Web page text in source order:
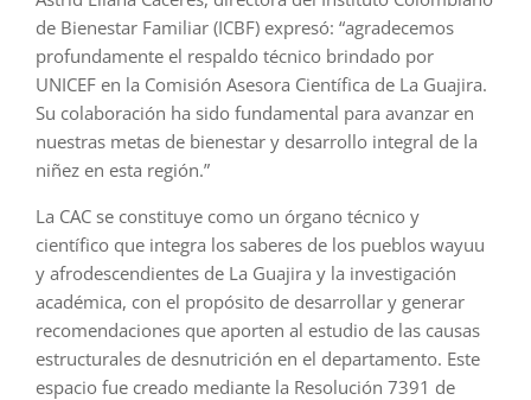
de Bienestar Familiar (ICBF) expresó: “agradecemos
profundamente el respaldo técnico brindado por
UNICEF en la Comisión Asesora Científica de La Guajira.
Su colaboración ha sido fundamental para avanzar en
nuestras metas de bienestar y desarrollo integral de la
niñez en esta región.”
La CAC se constituye como un órgano técnico y
científico que integra los saberes de los pueblos wayuu
y afrodescendientes de La Guajira y la investigación
académica, con el propósito de desarrollar y generar
recomendaciones que aporten al estudio de las causas
estructurales de desnutrición en el departamento. Este
espacio fue creado mediante la Resolución 7391 de